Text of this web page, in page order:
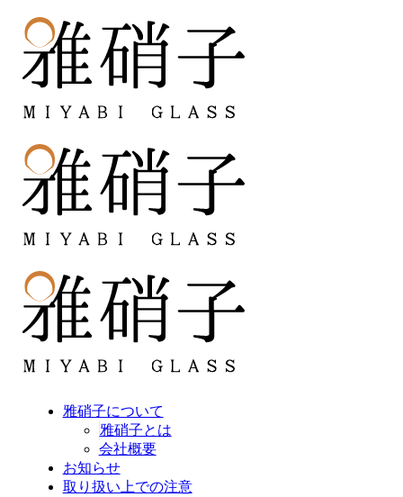
雅硝子について
雅硝子とは
会社概要
お知らせ
取り扱い上での注意